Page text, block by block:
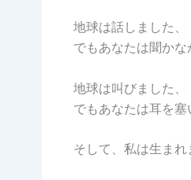
地球は話しました、
でもあなたは聞かな
地球は叫びました、
でもあなたは耳を塞
そして、私は生まれ